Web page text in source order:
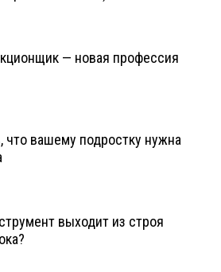
— новая профессия
что вашему подростку нужна
выходит из строя